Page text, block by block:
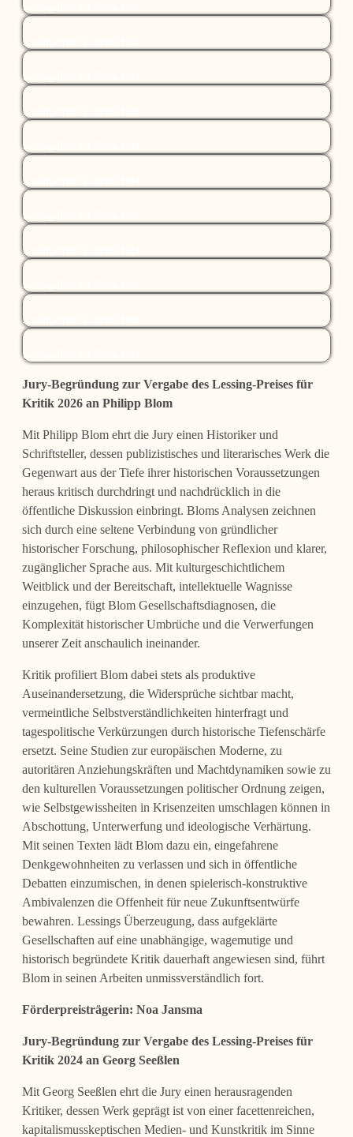
Lessing-Preis für Kritik 2022
Lessing-Preis für Kritik 2022
Lessing-Preis für Kritik 2014
Lessing-Preis für Kritik 2020
Lessing-Preis für Kritik 2020
Lessing-Preis für Kritik 2004
Lessing-Preis für Kritik 2012
Lessing-Preis für Kritik 2024
Lessing-Preis für Kritik 2016
Lessing-Preis für Kritik 2008
Lessing-Preis für Kritik 2024
Jury-Begründung zur Vergabe des Lessing-Preises für
Kritik 2026 an Philipp Blom
Mit Philipp Blom ehrt die Jury einen Historiker und
Schriftsteller, dessen publizistisches und literarisches Werk die
Gegenwart aus der Tiefe ihrer historischen Voraussetzungen
heraus kritisch durchdringt und nachdrücklich in die
öffentliche Diskussion einbringt. Bloms Analysen zeichnen
sich durch eine seltene Verbindung von gründlicher
historischer Forschung, philosophischer Reflexion und klarer,
zugänglicher Sprache aus. Mit kulturgeschichtlichem
Weitblick und der Bereitschaft, intellektuelle Wagnisse
einzugehen, fügt Blom Gesellschaftsdiagnosen, die
Komplexität historischer Umbrüche und die Verwerfungen
unserer Zeit anschaulich ineinander.
Kritik profiliert Blom dabei stets als produktive
Auseinandersetzung, die Widersprüche sichtbar macht,
vermeintliche Selbstverständlichkeiten hinterfragt und
tagespolitische Verkürzungen durch historische Tiefenschärfe
ersetzt. Seine Studien zur europäischen Moderne, zu
autoritären Anziehungskräften und Machtdynamiken sowie zu
den kulturellen Voraussetzungen politischer Ordnung zeigen,
wie Selbstgewissheiten in Krisenzeiten umschlagen können in
Abschottung, Unterwerfung und ideologische Verhärtung.
Mit seinen Texten lädt Blom dazu ein, eingefahrene
Denkgewohnheiten zu verlassen und sich in öffentliche
Debatten einzumischen, in denen spielerisch-konstruktive
Ambivalenzen die Offenheit für neue Zukunftsentwürfe
bewahren. Lessings Überzeugung, dass aufgeklärte
Gesellschaften auf eine unabhängige, wagemutige und
historisch begründete Kritik dauerhaft angewiesen sind, führt
Blom in seinen Arbeiten unmissverständlich fort.
Förderpreisträgerin: Noa Jansma
Jury-Begründung zur Vergabe des Lessing-Preises für
Kritik 2024 an Georg Seeßlen
Mit Georg Seeßlen ehrt die Jury einen herausragenden
Kritiker, dessen Werk geprägt ist von einer facettenreichen,
kapitalismusskeptischen Medien- und Kunstkritik im Sinne